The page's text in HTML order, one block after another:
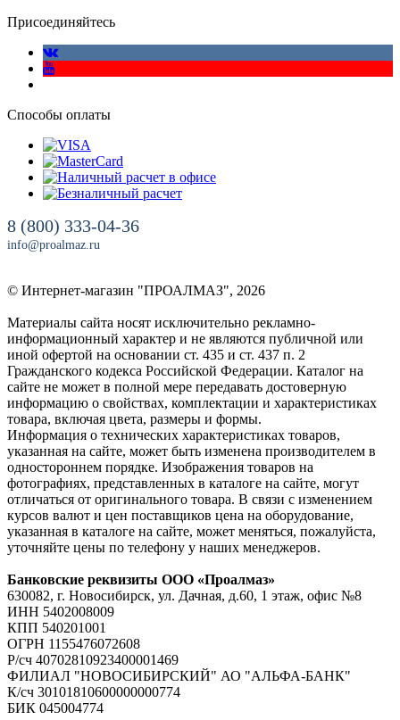
Присоединяйтесь
Способы оплаты
8 (800) 333-04-36
info@proalmaz.ru
© Интернет-магазин "ПРОАЛМАЗ", 2026
Материалы сайта носят исключительно рекламно-
информационный характер и не являются публичной или
иной офертой на основании ст. 435 и ст. 437 п. 2
Гражданского кодекса Российской Федерации. Каталог на
сайте не может в полной мере передавать достоверную
информацию о свойствах, комплектации и характеристиках
товара, включая цвета, размеры и формы.
Информация о технических характеристиках товаров,
указанная на сайте, может быть изменена производителем в
одностороннем порядке. Изображения товаров на
фотографиях, представленных в каталоге на сайте, могут
отличаться от оригинального товара. В связи с изменением
курсов валют и цен поставщиков цена на оборудование,
указанная в каталоге на сайте, может меняться, пожалуйста,
уточняйте цены по телефону у наших менеджеров.
Банковские реквизиты ООО «Проалмаз»
630082, г. Новосибирск, ул. Дачная, д.60, 1 этаж, офис №8
ИНН 5402008009
КПП 540201001
ОГРН 1155476072608
Р/сч 40702810923400001469
ФИЛИАЛ "НОВОСИБИРСКИЙ" АО "АЛЬФА-БАНК"
К/сч 30101810600000000774
БИК 045004774